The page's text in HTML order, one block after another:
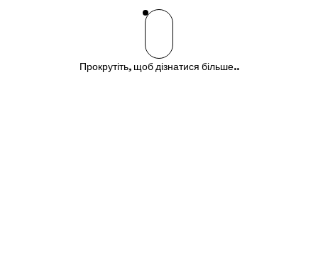
Прокрутіть, щоб дізнатися більше..